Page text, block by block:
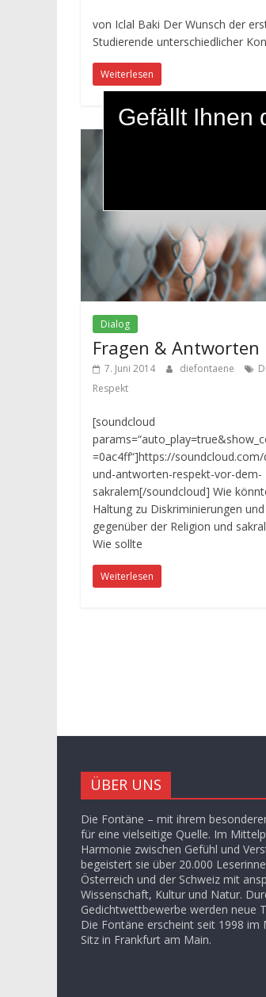
von Iclal Baki Der Wunsch der
Studierende unterschiedlicher
Weiterlesen
Dialog
Fragen & Antworten
7. Juni 2014 diefontaene
Respekt
[soundcloud
=0ac4ff“]https://
und-antworten-respekt-vor-dem-
sakralem[/soundcloud] Wie
Haltung zu Diskriminierungen
gegenüber der Religion und
Wie sollte
Weiterlesen
ÜBER UNS
Die Fontäne – mit ihrem
für eine vielseitige Quelle. Im
Harmonie zwischen Gefühl und
begeistert sie über 20.000
Österreich und der Schweiz mit
Wissenschaft, Kultur und Natur.
Gedichtwettbewerbe werden neue
Die Fontäne erscheint seit 1998 im
Sitz in Frankfurt am Main.
Gefällt Ihnen